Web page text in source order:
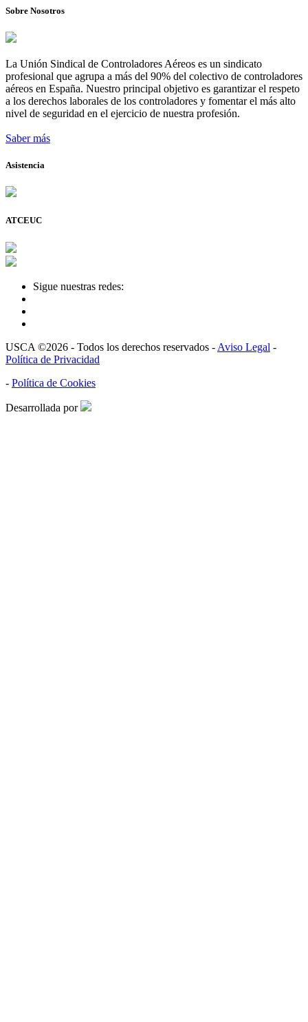
Sobre Nosotros
La Unión Sindical de Controladores Aéreos es un sindicato
profesional que agrupa a más del 90% del colectivo de controladores
aéreos en España. Nuestro principal objetivo es garantizar el respeto
a los derechos laborales de los controladores y fomentar el más alto
nivel de seguridad en el ejercicio de nuestra profesión.
Saber más
Asistencia
ATCEUC
Sigue nuestras redes:
USCA ©2026 - Todos los derechos reservados - Aviso Legal -
Política de Privacidad
- Política de Cookies
Desarrollada por